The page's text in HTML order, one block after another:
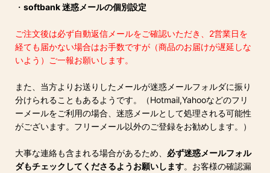
・ softbank 迷惑メールの個別設定
ご注文後は必ず自動返信メールをご確認いただき、2営業日を
経ても届かない場合はお手数ですが（商品のお届けが遅延しな
いよう）ご一報お願いします。
また、当方よりお送りしたメールが迷惑メールフォルダに振り
分けられることもあるようです。（Hotmail,Yahooなどのフリ
ーメールをご利用の場合、迷惑メールとして処理される可能性
がございます。フリーメール以外のご登録をお勧めします。）
大事な連絡も含まれる場合があるため、 必ず迷惑メールフォル
ダもチェックしてくださるようお願いします。お客様の確認漏